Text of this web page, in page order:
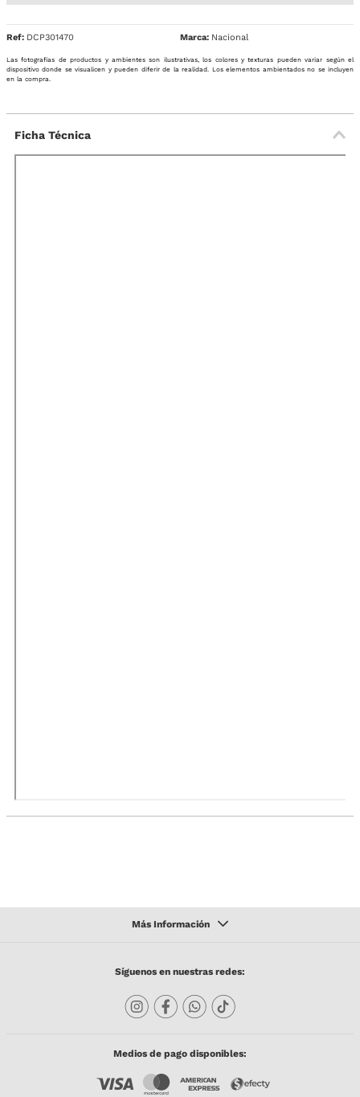
Ref: DCP301470 Nacional
Las fotografías de productos y ambientes son ilustrativas, los colores y texturas pueden variar según el
dispositivo donde se visualicen y pueden diferir de la realidad. Los elementos ambientados no se incluyen
en la compra.
Ficha Técnica
Síguenos en nuestras redes:
Medios de pago disponibles: